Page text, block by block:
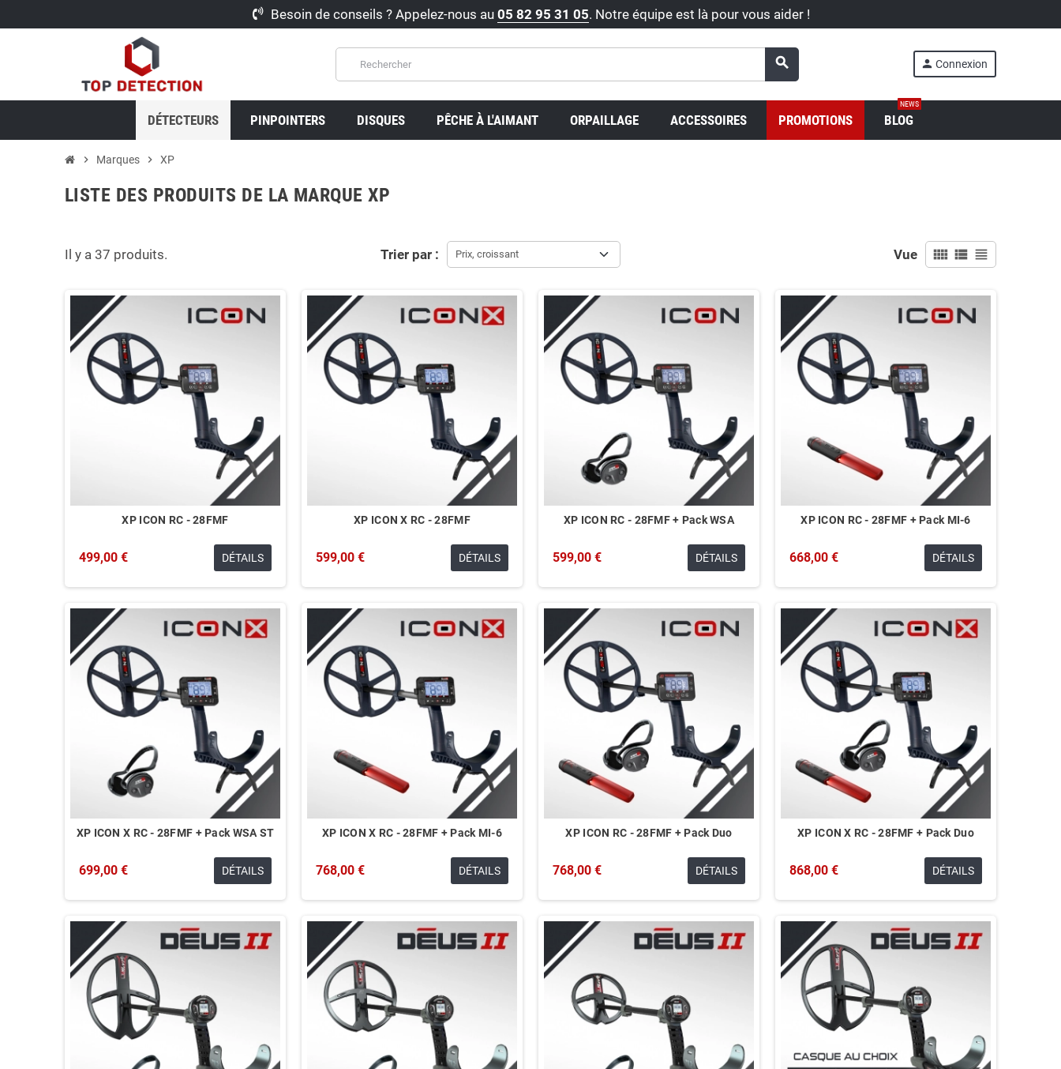
Besoin de conseils ? Appelez-nous au 05 82 95 31 05. Notre équipe est là pour vous aider !
search person Connexion
DÉTECTEURS PINPOINTERS DISQUES PÊCHE À L'AIMANT ORPAILLAGE ACCESSOIRES PROMOTIONS BLOG
NEWS
chevron_right Marques chevron_right XP
LISTE DES PRODUITS DE LA MARQUE XP
Trier par : Prix, croissant Vue view_comfy view_list view_headline
Il y a 37 produits.
XP ICON RC - 28FMF
499,00 € DÉTAILS
XP ICON X RC - 28FMF
599,00 € DÉTAILS
XP ICON RC - 28FMF + Pack WSA
599,00 € DÉTAILS
XP ICON RC - 28FMF + Pack MI-6
668,00 € DÉTAILS
XP ICON X RC - 28FMF + Pack WSA ST
699,00 € DÉTAILS
XP ICON X RC - 28FMF + Pack MI-6
768,00 € DÉTAILS
XP ICON RC - 28FMF + Pack Duo
768,00 € DÉTAILS
XP ICON X RC - 28FMF + Pack Duo
868,00 € DÉTAILS